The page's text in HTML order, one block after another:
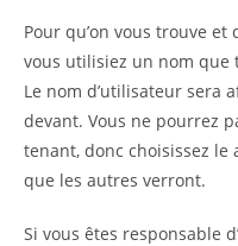
Pour qu’on vous trouve et
vous utilisiez un nom
Le nom d’utilisateur sera
devant. Vous ne pourrez
tenant, donc choisissez le
que les autres verront.
Si vous êtes responsable